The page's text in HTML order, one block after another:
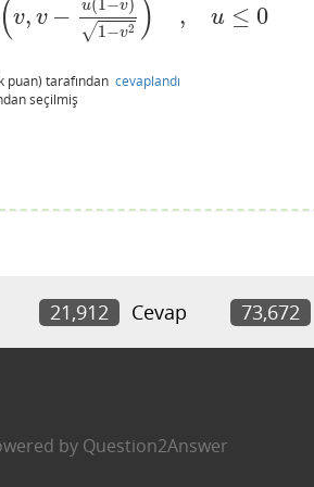
(v, v − u(1−v)
1−v2
√ )
,
u ≤ 0
puan) tarafından cevaplandı
seçilmiş
21,912 Cevap 73,672
by Question2Answer